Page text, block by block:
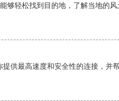
够轻松找到目的地，了解当地的风
供最高速度和安全性的连接，并